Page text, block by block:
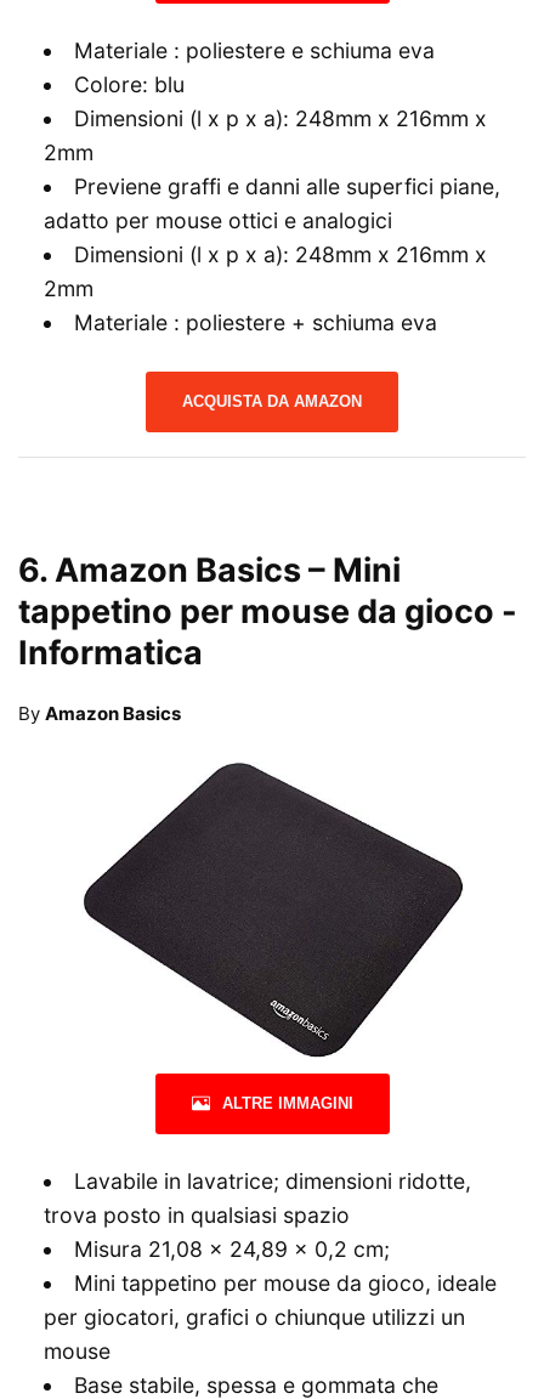
Materiale : poliestere e schiuma eva
Colore: blu
Dimensioni (l x p x a): 248mm x 216mm x
2mm
Previene graffi e danni alle superfici piane,
adatto per mouse ottici e analogici
Dimensioni (l x p x a): 248mm x 216mm x
2mm
Materiale : poliestere + schiuma eva
ACQUISTA DA AMAZON
6.Amazon Basics – Mini
tappetino per mouse da gioco -
Informatica
By Amazon Basics
ALTRE IMMAGINI
Lavabile in lavatrice; dimensioni ridotte,
trova posto in qualsiasi spazio
Misura 21,08 x 24,89 x 0,2 cm;
Mini tappetino per mouse da gioco, ideale
per giocatori, grafici o chiunque utilizzi un
mouse
Base stabile, spessa e gommata che